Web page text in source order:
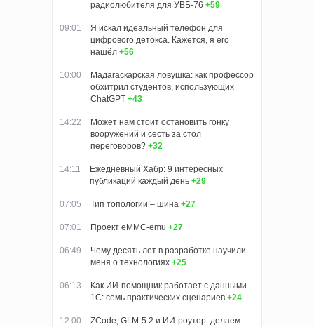
радиолюбителя для УВБ-76 +59
09:01
Я искал идеальный телефон для
цифрового детокса. Кажется, я его
нашёл +56
10:00
Мадагаскарская ловушка: как профессор
обхитрил студентов, использующих
ChatGPT +43
14:22
Может нам стоит остановить гонку
вооружений и сесть за стол
переговоров? +32
14:11
Ежедневный Хабр: 9 интересных
публикаций каждый день +29
07:05 Тип топологии – шина +27
07:01 Проект eMMC-emu +27
06:49
Чему десять лет в разработке научили
меня о технологиях +25
06:13
Как ИИ-помощник работает с данными
1С: семь практических сценариев +24
12:00
ZCode, GLM-5.2 и ИИ-роутер: делаем